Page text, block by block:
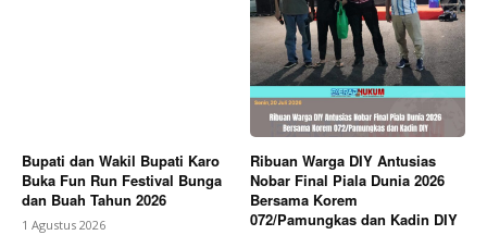
Bupati dan Wakil Bupati Karo
Buka Fun Run Festival Bunga
dan Buah Tahun 2026
1 Agustus 2026
Ribuan Warga DIY Antusias
Nobar Final Piala Dunia 2026
Bersama Korem
072/Pamungkas dan Kadin DIY